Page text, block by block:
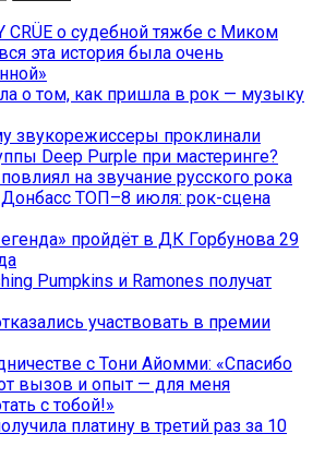
CRÜE о судебной тяжбе с Миком
эта история была очень
о том, как пришла в рок — музыку
звукорежиссеры проклинали
Deep Purple при мастеринге?
на звучание русского рока
Донбасс ТОП–8 июля: рок-сцена
пройдёт в ДК Горбунова 29
Pumpkins и Ramones получат
участвовать в премии
с Тони Айомми: «Спасибо
вызов и опыт — для меня
с тобой!»
платину в третий раз за 10